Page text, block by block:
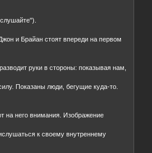
и Брайан стоят впереди на первом
руки в стороны: показывая нам,
Показаны люди, бегущие куда-то.
на него внимания. Изображение
к своему внутреннему